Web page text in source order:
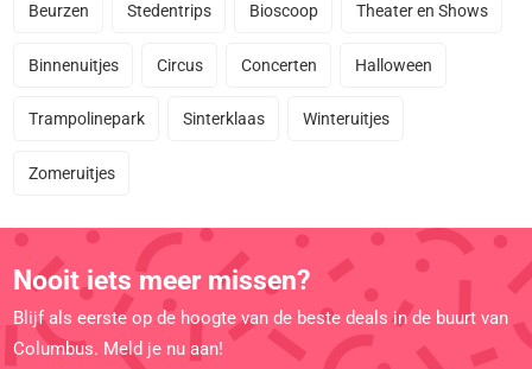
Beurzen Stedentrips Bioscoop Theater en Shows
Binnenuitjes Circus Concerten Halloween
Trampolinepark Sinterklaas Winteruitjes
Zomeruitjes
Nooit iets meer missen?
Blijf als eerste op de hoogte van de beste deals in de buurt van
Columbus. Meld je nu aan!